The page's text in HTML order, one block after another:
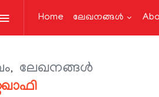
Home ലേഖനങ്ങള്‍
ലേഖനങ്ങള്‍